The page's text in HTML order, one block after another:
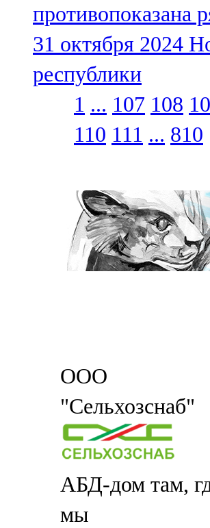
противопоказана
31 октября 2024
республики
1 ... 107 108
110 111 ... 810
ООО
"Сельхозснаб"
АБД-дом там,
мы